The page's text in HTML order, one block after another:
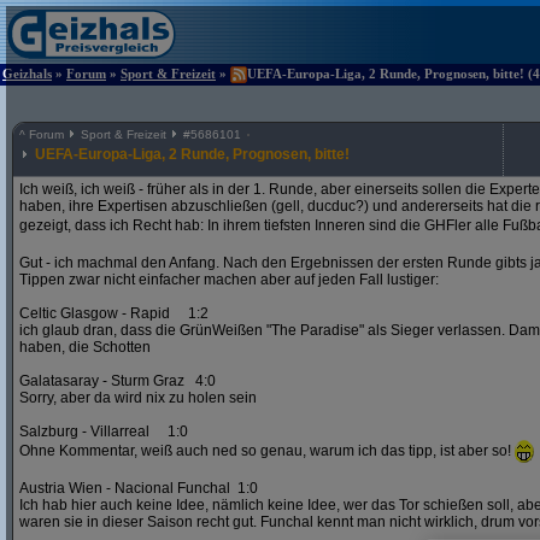
Geizhals » Forum » Sport & Freizeit » UEFA-Europa-Liga, 2 Runde, Prognosen, bitte!
^ Forum Sport & Freizeit #5686101
UEFA-Europa-Liga, 2 Runde, Prognosen, bitte!
Ich weiß, ich weiß - früher als in der 1. Runde, aber einerseits sollen die
haben, ihre Expertisen abzuschließen (gell, ducduc?) und andererseits hat die
gezeigt, dass ich Recht hab: In ihrem tiefsten Inneren sind die GHFler alle
Gut - ich machmal den Anfang. Nach den Ergebnissen der ersten Runde gibts
Tippen zwar nicht einfacher machen aber auf jeden Fall lustiger:
Celtic Glasgow - Rapid 1:2
ich glaub dran, dass die GrünWeißen "The Paradise" als Sieger verlassen.
haben, die Schotten
Galatasaray - Sturm Graz 4:0
Sorry, aber da wird nix zu holen sein
Salzburg - Villarreal 1:0
Ohne Kommentar, weiß auch ned so genau, warum ich das tipp, ist aber so!
Austria Wien - Nacional Funchal 1:0
Ich hab hier auch keine Idee, nämlich keine Idee, wer das Tor schießen soll,
waren sie in dieser Saison recht gut. Funchal kennt man nicht wirklich, drum